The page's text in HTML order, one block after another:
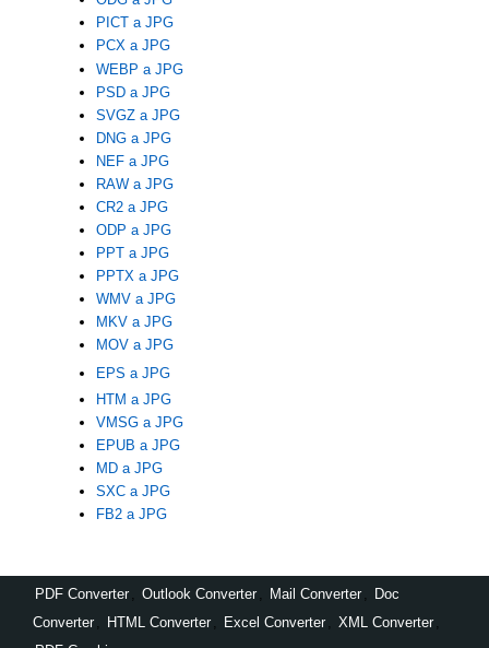
PICT a JPG
PCX a JPG
WEBP a JPG
PSD a JPG
SVGZ a JPG
DNG a JPG
NEF a JPG
RAW a JPG
CR2 a JPG
ODP a JPG
PPT a JPG
PPTX a JPG
WMV a JPG
MKV a JPG
MOV a JPG
EPS a JPG
HTM a JPG
VMSG a JPG
EPUB a JPG
MD a JPG
SXC a JPG
FB2 a JPG
PDF Converter Outlook Converter Mail Converter
Doc
Converter
HTML Converter Excel Converter XML Converter